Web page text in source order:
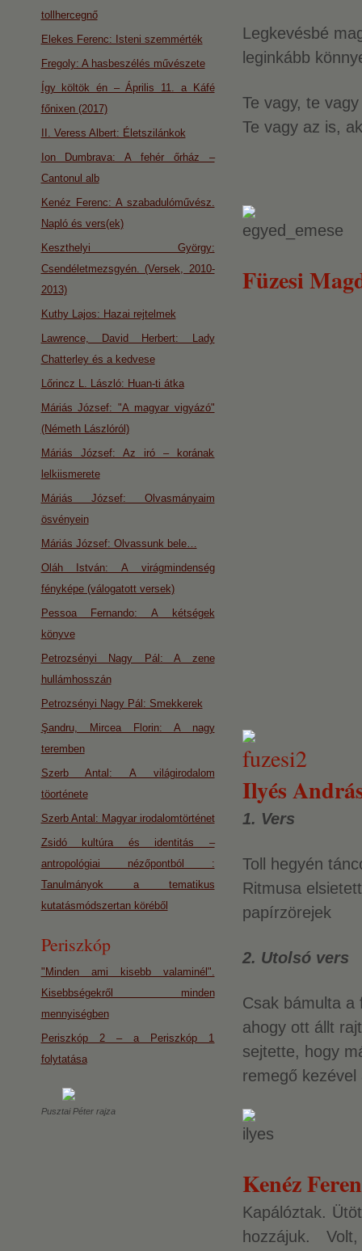
Legkevésbé
leginkább
Te vagy, te
Te vagy az is,
Füzesi
Ilyés
1. Vers
Toll hegyén
Ritmusa elsietett
papírzörejek
2. Utolsó vers
Csak bámulta a
ahogy ott állt
sejtette, hogy
remegő
Kenéz
Kapálóztak.
hozzájuk.
tollhercegnő
Elekes Ferenc: Isteni szemmérték
Fregoly: A hasbeszélés művészete
Így költök én – Április 11. a Káfé
főnixen (2017)
II. Veress Albert: Életszilánkok
Ion Dumbrava: A fehér őrház –
Cantonul alb
Kenéz Ferenc: A szabadulóművész.
Napló és vers(ek)
Keszthelyi György:
Csendéletmezsgyén. (Versek, 2010-
2013)
Kuthy Lajos: Hazai rejtelmek
Lawrence, David Herbert: Lady
Chatterley és a kedvese
Lőrincz L. László: Huan-ti átka
Máriás József: "A magyar vigyázó"
(Németh Lászlóról)
Máriás József: Az iró – korának
lelkiismerete
Máriás József: Olvasmányaim
ösvényein
Máriás József: Olvassunk bele…
Oláh István: A virágmindenség
fényképe (válogatott versek)
Pessoa Fernando: A kétségek
könyve
Petrozsényi Nagy Pál: A zene
hullámhosszán
Petrozsényi Nagy Pál: Smekkerek
Şandru, Mircea Florin: A nagy
teremben
Szerb Antal: A világirodalom
töorténete
Szerb Antal: Magyar irodalomtörténet
Zsidó kultúra és identitás –
antropológiai nézőpontból :
Tanulmányok a tematikus
kutatásmódszertan köréből
Periszkóp
"Minden ami kisebb valaminél".
Kisebbségekről minden
mennyiségben
Periszkóp 2 – a Periszkóp 1
folytatása
Pusztai Péter rajza